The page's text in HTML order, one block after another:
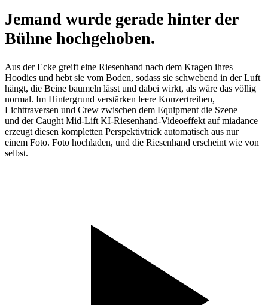
Jemand wurde gerade hinter der
Bühne hochgehoben.
Aus der Ecke greift eine Riesenhand nach dem Kragen ihres
Hoodies und hebt sie vom Boden, sodass sie schwebend in der Luft
hängt, die Beine baumeln lässt und dabei wirkt, als wäre das völlig
normal. Im Hintergrund verstärken leere Konzertreihen,
Lichttraversen und Crew zwischen dem Equipment die Szene —
und der Caught Mid-Lift KI-Riesenhand-Videoeffekt auf miadance
erzeugt diesen kompletten Perspektivtrick automatisch aus nur
einem Foto. Foto hochladen, und die Riesenhand erscheint wie von
selbst.